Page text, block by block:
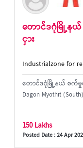
တောင်ဒဂုံမြို့နယ်
ငှား
Industrialzone for
တောင်ဒဂုံမြို့နယ် စက်မှုဇုန်
Dagon Myothit
150 Lakhs
Posted Date : 24 Apr